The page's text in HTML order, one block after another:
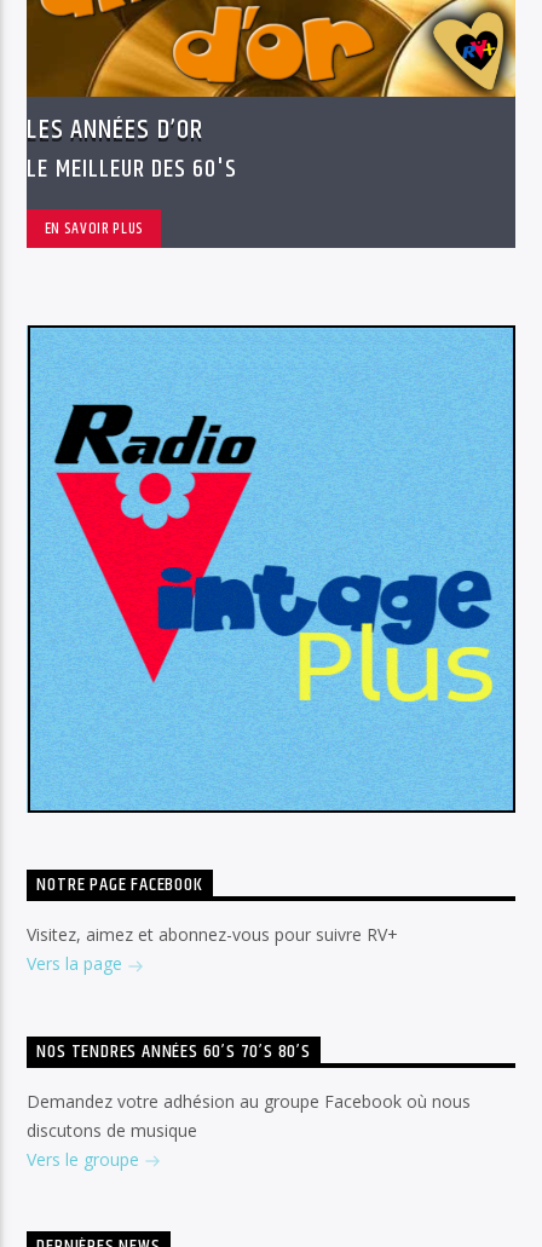
LES ANNÉES D’OR
LE MEILLEUR DES 60'S
EN SAVOIR PLUS
NOTRE PAGE FACEBOOK
Visitez, aimez et abonnez-vous pour suivre RV+
Vers la page
NOS TENDRES ANNÉES 60’S 70’S 80’S
Demandez votre adhésion au groupe Facebook où nous
discutons de musique
Vers le groupe